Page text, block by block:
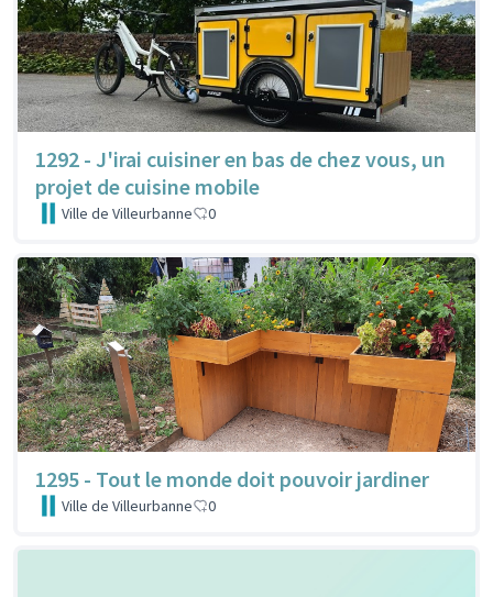
1292 - J'irai cuisiner en bas de chez vous, un
projet de cuisine mobile
Ville de Villeurbanne 0
1295 - Tout le monde doit pouvoir jardiner
Ville de Villeurbanne 0